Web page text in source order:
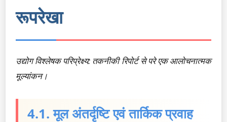
रूपरेखा
उद्योग विश्लेषक परिप्रेक्ष्य: तकनीकी रिपोर्ट से परे एक आलोचनात्मक
मूल्यांकन।
4.1. मूल अंतर्दृष्टि एवं तार्किक प्रवाह